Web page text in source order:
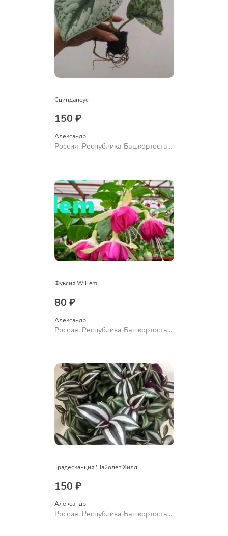
Сциндапсус
150 ₽
Александр
Россия, Республика Башкортостан,
Фуксия Willem
80 ₽
Александр
Россия, Республика Башкортостан,
Традесканция 'Вайолет Хилл'
150 ₽
Александр
Россия, Республика Башкортостан,